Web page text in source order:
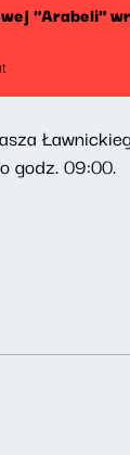
"Arabeli"
godz. 09:00.